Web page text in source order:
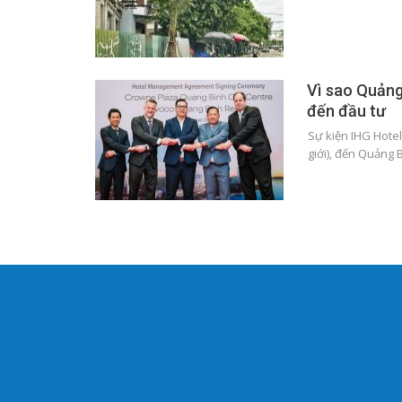
Vì sao
đến đầu tư
Sự kiện IHG
giới), đến